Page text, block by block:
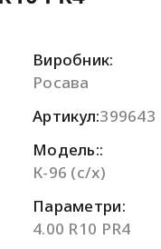
Виробник:
Росава
Артикул:399643
Модель::
К-96 (с/х)
Параметри:
4.00 R10 PR4